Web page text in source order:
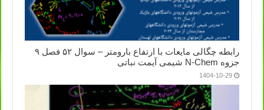
رابطه چگالی مایعات با ارتفاع بارومتر – سوال ۵۲ فصل ۹
جزوه N-Chem شیمی آیمت نباتی
1404-10-29